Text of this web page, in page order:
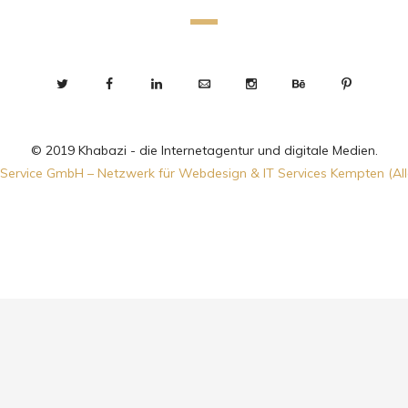
© 2019 Khabazi - die Internetagentur und digitale Medien.
Service GmbH – Netzwerk für Webdesign & IT Services Kempten